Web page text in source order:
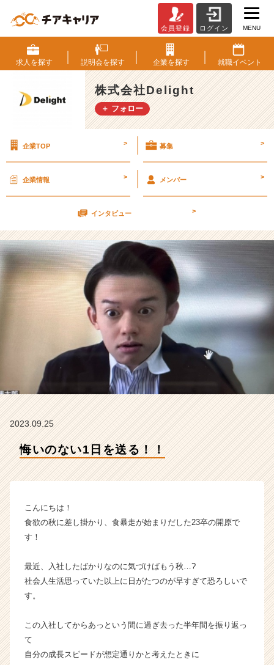
い
の
な
い
1
日
【株
社
D
l
g
h
の
タ
イ
ム
ラ
ン】
|
ャ
ー・
長
か
ウ
ト
く
活
会員登録 ログイン MENU
求人を探す 説明会を探す 企業を探す 就職イベント
株式会社Delight
＋ フォロー
企業TOP > 募集 >
企業情報 > メンバー >
インタビュー >
2023.09.25
悔いのない1日を送る！！
こんにちは！
食欲の秋に差し掛かり、食暴走が始まりだした23卒の開原で
す！
最近、入社したばかりなのに気づけばもう秋…?
社会人生活思っていた以上に日がたつのが早すぎて恐ろしいで
す。
この入社してからあっという間に過ぎ去った半年間を振り返っ
て
自分の成長スピードが想定通りかと考えたときに